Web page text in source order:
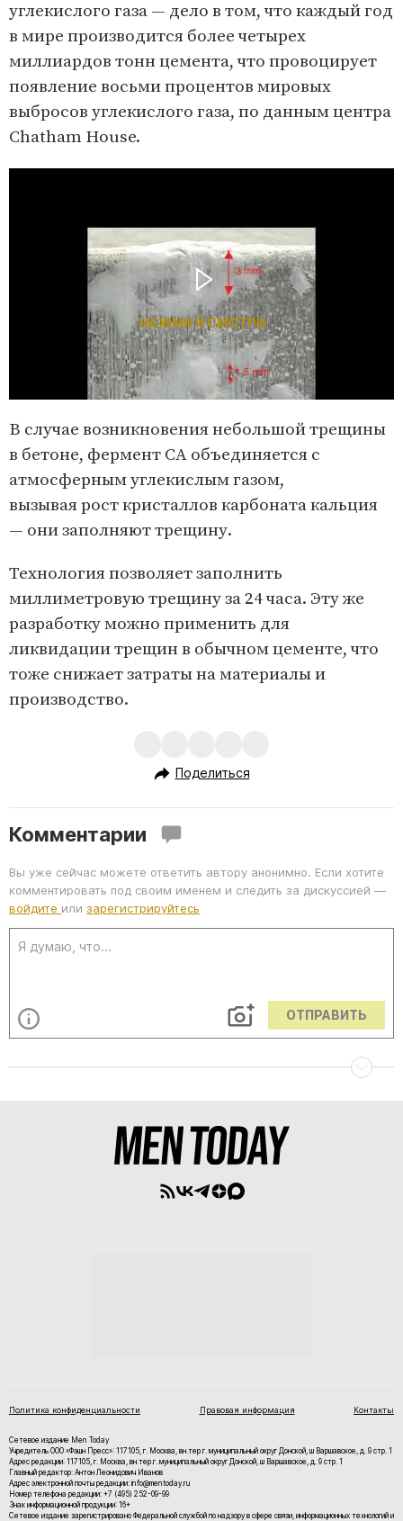
углекислого газа — дело в том, что каждый год
в мире производится более четырех
миллиардов тонн цемента, что провоцирует
появление восьми процентов мировых
выбросов углекислого газа, по данным центра
Chatham House.
НАЖМИ И СМОТРИ
В случае возникновения небольшой трещины
в бетоне, фермент СА объединяется с
атмосферным углекислым газом,
вызывая рост кристаллов карбоната кальция
— они заполняют трещину.
Технология позволяет заполнить
миллиметровую трещину за 24 часа. Эту же
разработку можно применить для
ликвидации трещин в обычном цементе, что
тоже снижает затраты на материалы и
производство.
Поделиться
Комментарии
Вы уже сейчас можете ответить автору анонимно. Если хотите
комментировать под своим именем и следить за дискуссией —
войдите или зарегистрируйтесь
ОТПРАВИТЬ
Политика конфиденциальности Правовая информация Контакты
Сетевое издание Men Today
Учредитель ООО «Фэшн Пресс»: 117105, г. Москва, вн.тер.г. муниципальный округ Донской, ш Варшавское, д. 9 стр. 1
Адрес редакции: 117105, г. Москва, вн.тер.г. муниципальный округ Донской, ш Варшавское, д. 9 стр. 1
Главный редактор: Антон Леонидович Иванов
Адрес электронной почты редакции: info@mentoday.ru
Номер телефона редакции: +7 (495) 252-09-99
Знак информационной продукции: 16+
Cетевое издание зарегистрировано Федеральной службой по надзору в сфере связи, информационных технологий и